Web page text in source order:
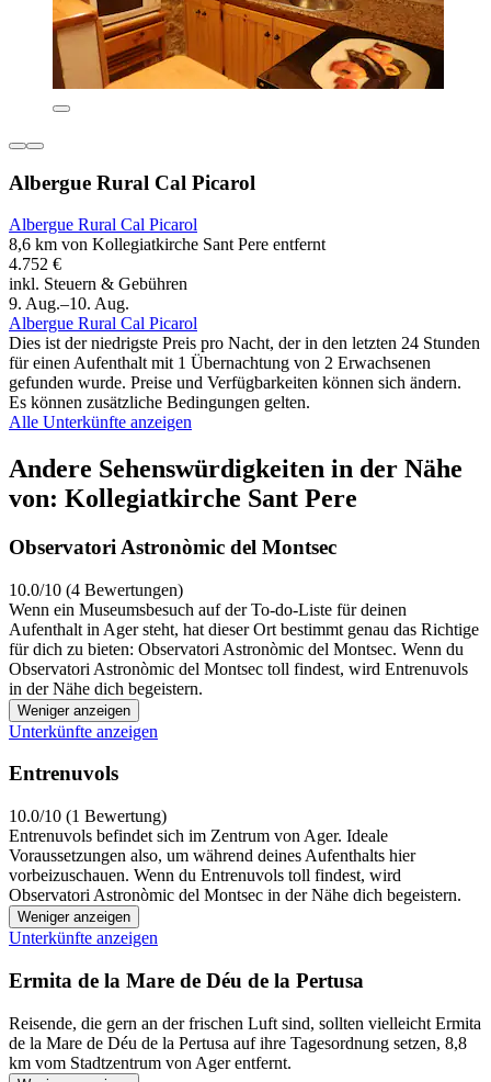
Albergue Rural Cal Picarol
Albergue Rural Cal Picarol
8,6 km von Kollegiatkirche Sant Pere entfernt
4.752 €
inkl. Steuern & Gebühren
9. Aug.–10. Aug.
Albergue Rural Cal Picarol
Dies ist der niedrigste Preis pro Nacht, der in den letzten 24 Stunden
für einen Aufenthalt mit 1 Übernachtung von 2 Erwachsenen
gefunden wurde. Preise und Verfügbarkeiten können sich ändern.
Es können zusätzliche Bedingungen gelten.
Alle Unterkünfte anzeigen
Andere Sehenswürdigkeiten in der Nähe
von: Kollegiatkirche Sant Pere
Observatori Astronòmic del Montsec
10.0/10 (4 Bewertungen)
Wenn ein Museumsbesuch auf der To-do-Liste für deinen
Aufenthalt in Ager steht, hat dieser Ort bestimmt genau das Richtige
für dich zu bieten: Observatori Astronòmic del Montsec. Wenn du
Observatori Astronòmic del Montsec toll findest, wird Entrenuvols
in der Nähe dich begeistern.
Weniger anzeigen
Unterkünfte anzeigen
Entrenuvols
10.0/10 (1 Bewertung)
Entrenuvols befindet sich im Zentrum von Ager. Ideale
Voraussetzungen also, um während deines Aufenthalts hier
vorbeizuschauen. Wenn du Entrenuvols toll findest, wird
Observatori Astronòmic del Montsec in der Nähe dich begeistern.
Weniger anzeigen
Unterkünfte anzeigen
Ermita de la Mare de Déu de la Pertusa
Reisende, die gern an der frischen Luft sind, sollten vielleicht Ermita
de la Mare de Déu de la Pertusa auf ihre Tagesordnung setzen, 8,8
km vom Stadtzentrum von Ager entfernt.